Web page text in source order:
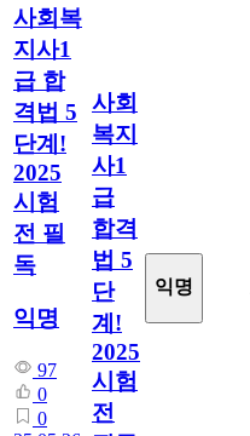
사회복
지사1
급 합
격법 5
단계!
2025
시험
전 필
독
익명
97
0
0
사회
복지
사1
급
합격
법 5
단
계!
2025
시험
전
익명